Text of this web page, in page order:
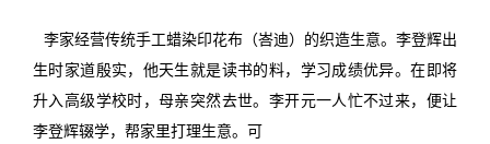
李家经营传统手工蜡染印花布（峇迪）的织造生意。李登辉出
生时家道殷实，他天生就是读书的料，学习成绩优异。在即将
升入高级学校时，母亲突然去世。李开元一人忙不过来，便让
李登辉辍学，帮家里打理生意。可